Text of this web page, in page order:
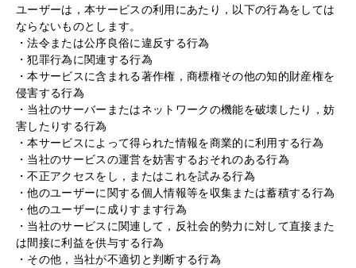
ユーザーは，本サービスの利用にあたり，以下の行為をしては
ならないものとします。
・法令または公序良俗に違反する行為
・犯罪行為に関連する行為
・本サービスに含まれる著作権，商標権その他の知的財産権を
侵害する行為
・当社のサーバーまたはネットワークの機能を破壊したり，妨
害したりする行為
・本サービスによって得られた情報を商業的に利用する行為
・当社のサービスの運営を妨害するおそれのある行為
・不正アクセスをし，またはこれを試みる行為
・他のユーザーに関する個人情報等を収集または蓄積する行為
・他のユーザーに成りすます行為
・当社のサービスに関連して，反社会的勢力に対して直接また
は間接に利益を供与する行為
・その他，当社が不適切と判断する行為